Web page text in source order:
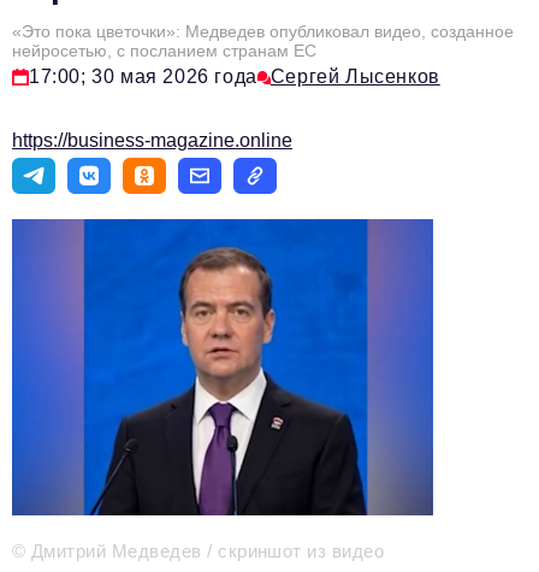
Туризм
Импортозамещение
Авторские материалы
Телефон редакции:+7 495 727-01-67
Электронные почты редакции:
Информационный отдел
info@business-magazine.online
Отдел рекламы
reklama@business-magazine.online
Отдел распространения/редакционная подписка
podpiska@business-magazine.online
partner@business-magazine.online
«Это пока цветочки»: Медведев опубликовал видео, созданное
нейросетью, с посланием странам ЕС
17:00; 30 мая 2026 года Сергей Лысенков
https://business-magazine.online
© Дмитрий Медведев / скриншот из видео